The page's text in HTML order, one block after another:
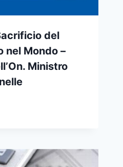
del
nel Mondo –
Ministro